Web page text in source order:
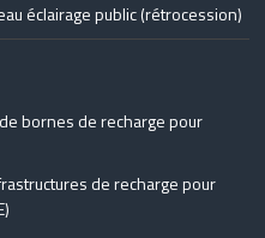
éclairage public (rétrocession)
bornes de recharge pour
de recharge pour